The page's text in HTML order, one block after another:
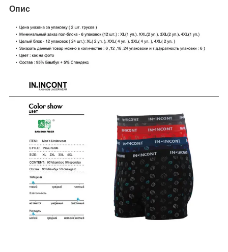
Опис